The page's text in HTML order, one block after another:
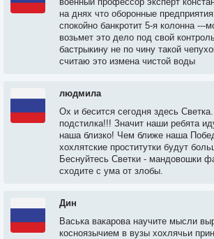
на днях что оборонные
спокойно банкротит 5-я колонна ---
возьмет это дело под свой
бастрыкину не по чину такой
считаю это измена чистой воды
людмила
Ох и бесится сегодня здесь
подстилка!!! Значит наши ребята
наша близко! Чем ближе наша
хохлятские проститутки будут
Беснуйтесь Светки - мандовошки
сходите с ума от злобы.
Дин
Васька вакарова научите мысли
косноязычием в вузы хохлячьи